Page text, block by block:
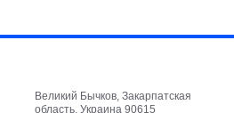
Великий Бычков, Закарпатская
область, Украина 90615